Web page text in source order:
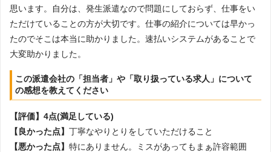
思います。自分は、発生派遣なので問題にしておらず、仕事をい
ただけていることの方が大切です。仕事の紹介については早かっ
たのでそこは本当に助かりました。速払いシステムがあることで
大変助かりました。
この派遣会社の「担当者」や「取り扱っている求人」について
の感想を教えてください
【評価】4点(満足している)
【良かった点】 丁寧なやりとりをしていただけること
【悪かった点】 特にありません。ミスがあってもまぁ許容範囲